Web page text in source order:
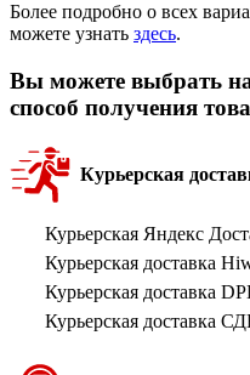
Более подробно о всех
можете узнать здесь.
Вы можете выбрать
способ получения
Курьерская
Курьерская Яндекс
Курьерская доставка
Курьерская доставка
Курьерская доставка